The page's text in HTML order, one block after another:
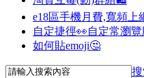
e18區手機月費,寬頻上
自定捷徑👀自定常瀏
如何貼emoji🤔